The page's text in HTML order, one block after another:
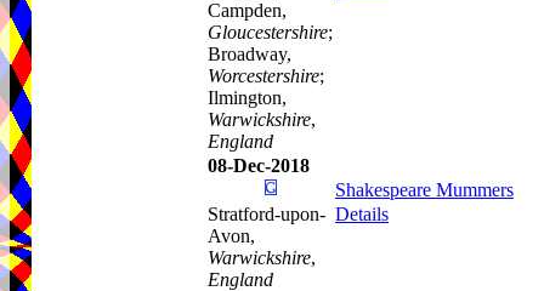
Campden,
Gloucestershire;
Broadway,
Worcestershire;
Ilmington,
Warwickshire,
England
08-Dec-2018
Shakespeare Mummers
Stratford-upon-
Avon,
Warwickshire,
England
Details